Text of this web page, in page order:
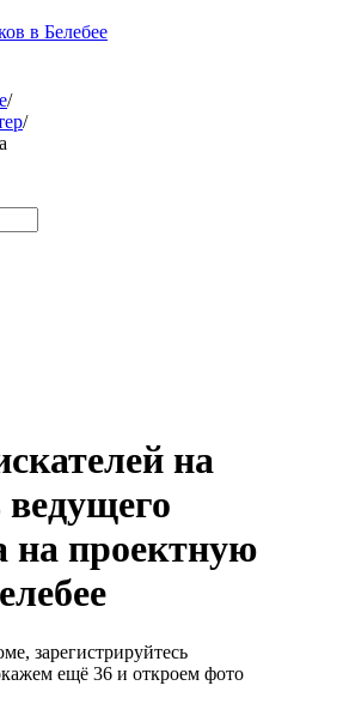
в Белебее
/
/
на
на проектную
зарегистрируйтесь
ещё 36 и откроем фото